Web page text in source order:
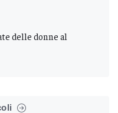
delle donne al